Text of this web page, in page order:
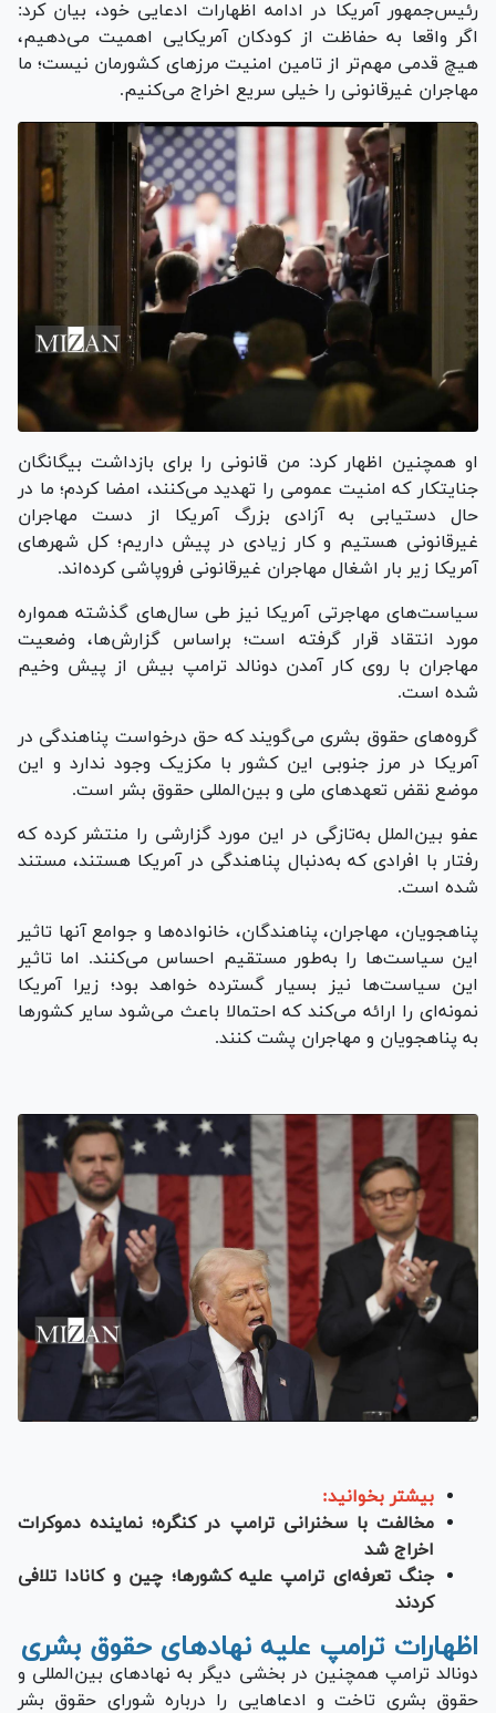
رئیس‌جمهور آمریکا در ادامه اظهارات ادعایی خود، بیان کرد:
اگر واقعا به حفاظت از کودکان آمریکایی اهمیت می‌دهیم،
هیچ قدمی مهم‌تر از تامین امنیت مرز‌های کشورمان نیست؛ ما
مهاجران غیرقانونی را خیلی سریع اخراج می‌کنیم.
او همچنین اظهار کرد: من قانونی را برای بازداشت بیگانگان
جنایتکار که امنیت عمومی را تهدید می‌کنند، امضا کردم؛ ما در
حال دستیابی به آزادی بزرگ آمریکا از دست مهاجران
غیرقانونی هستیم و کار زیادی در پیش داریم؛ کل شهر‌های
آمریکا زیر بار اشغال مهاجران غیرقانونی فروپاشی کرده‌اند.
سیاست‌های مهاجرتی آمریکا نیز طی سال‌های گذشته همواره
مورد انتقاد قرار گرفته است؛ براساس گزارش‌ها، وضعیت
مهاجران با روی کار آمدن دونالد ترامپ بیش از پیش وخیم
شده است.
گروه‌های حقوق بشری می‌گویند که حق درخواست پناهندگی در
آمریکا در مرز جنوبی این کشور با مکزیک وجود ندارد و این
موضع نقض تعهد‌های ملی و بین‌المللی حقوق بشر است.
عفو بین‌الملل به‌تازگی در این مورد گزارشی را منتشر کرده که
رفتار با افرادی که به‌دنبال پناهندگی در آمریکا هستند، مستند
شده است.
پناهجویان، مهاجران، پناهندگان، خانواده‌ها و جوامع آنها تاثیر
این سیاست‌ها را به‌طور مستقیم احساس می‌کنند. اما تاثیر
این سیاست‌ها نیز بسیار گسترده خواهد بود؛ زیرا آمریکا
نمونه‌ای را ارائه می‌کند که احتمالا باعث می‌شود سایر کشور‌ها
به پناهجویان و مهاجران پشت کنند.
بیشتر بخوانید:
مخالفت با سخنرانی ترامپ در کنگره؛ نماینده دموکرات
اخراج شد
جنگ تعرفه‌ای ترامپ علیه کشورها؛ چین و کانادا تلافی
کردند
اظهارات ترامپ علیه نهاد‌های حقوق بشری
دونالد ترامپ همچنین در بخشی دیگر به نهاد‌های بین‌المللی و
حقوق بشری تاخت و ادعا‌هایی را درباره شورای حقوق بشر